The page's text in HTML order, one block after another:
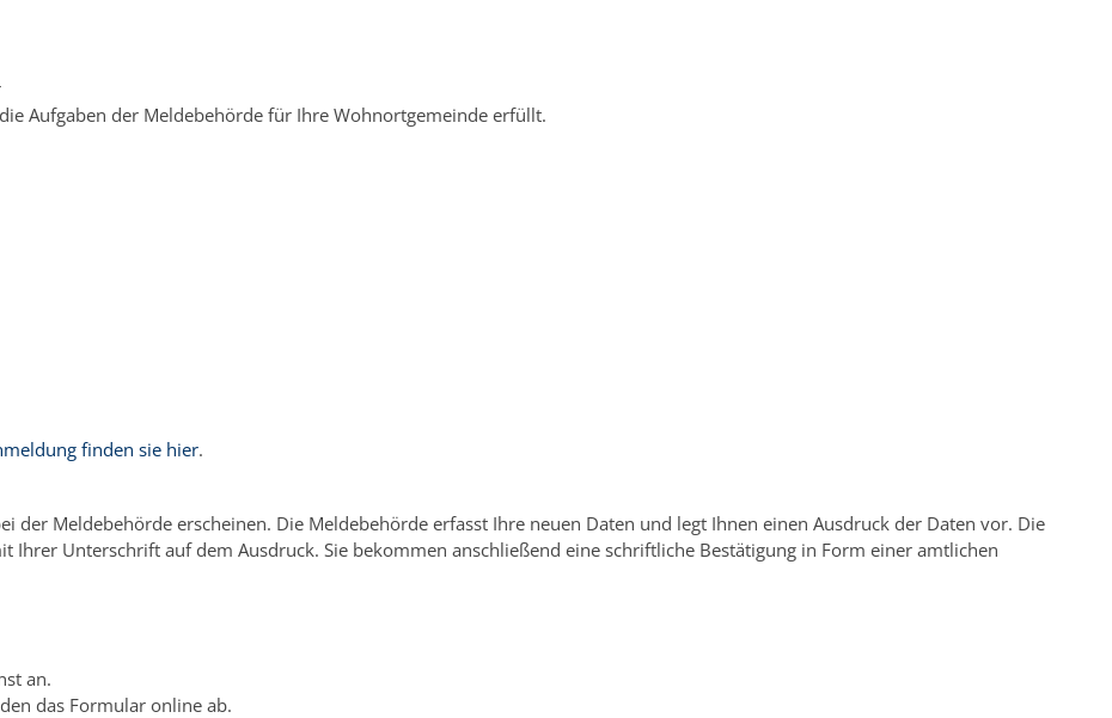
Aufgaben der Meldebehörde für Ihre Wohnortgemeinde erfüllt.
finden sie hier.
der Meldebehörde erscheinen. Die Meldebehörde erfasst Ihre neuen Daten und legt Ihnen einen Ausdruck der Daten vor. Die
Ihrer Unterschrift auf dem Ausdruck. Sie bekommen anschließend eine schriftliche Bestätigung in Form einer amtlichen
an.
das Formular online ab.